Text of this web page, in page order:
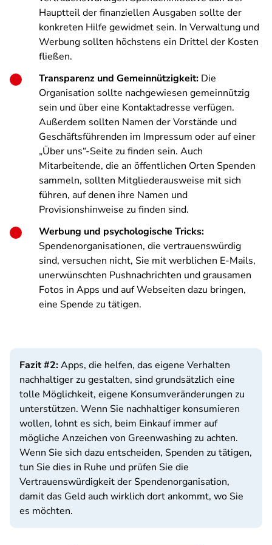
Hauptteil der finanziellen Ausgaben sollte der
konkreten Hilfe gewidmet sein. In Verwaltung und
Werbung sollten höchstens ein Drittel der Kosten
fließen.
Transparenz und Gemeinnützigkeit: Die
Organisation sollte nachgewiesen gemeinnützig
sein und über eine Kontaktadresse verfügen.
Außerdem sollten Namen der Vorstände und
Geschäftsführenden im Impressum oder auf einer
„Über uns“-Seite zu finden sein. Auch
Mitarbeitende, die an öffentlichen Orten Spenden
sammeln, sollten Mitgliederausweise mit sich
führen, auf denen ihre Namen und
Provisionshinweise zu finden sind.
Werbung und psychologische Tricks:
Spendenorganisationen, die vertrauenswürdig
sind, versuchen nicht, Sie mit werblichen E-Mails,
unerwünschten Pushnachrichten und grausamen
Fotos in Apps und auf Webseiten dazu bringen,
eine Spende zu tätigen.
Fazit #2:Apps, die helfen, das eigene Verhalten
nachhaltiger zu gestalten, sind grundsätzlich eine
tolle Möglichkeit, eigene Konsumveränderungen zu
unterstützen. Wenn Sie nachhaltiger konsumieren
wollen, lohnt es sich, beim Einkauf immer auf
mögliche Anzeichen von Greenwashing zu achten.
Wenn Sie sich dazu entscheiden, Spenden zu tätigen,
tun Sie dies in Ruhe und prüfen Sie die
Vertrauenswürdigkeit der Spendenorganisation,
damit das Geld auch wirklich dort ankommt, wo Sie
es möchten.